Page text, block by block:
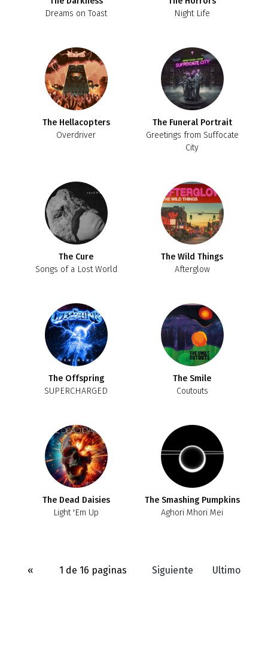
Dreams on Toast
Night Life
The Hellacopters
Overdriver
The Funeral Portrait
Greetings from Suffocate
City
The Cure
Songs of a Lost World
The Wild Things
Afterglow
The Offspring
SUPERCHARGED
The Smile
Coutouts
The Dead Daisies
Light 'Em Up
The Smashing Pumpkins
Aghori Mhori Mei
« 1 de 16 paginas Siguiente Ultimo